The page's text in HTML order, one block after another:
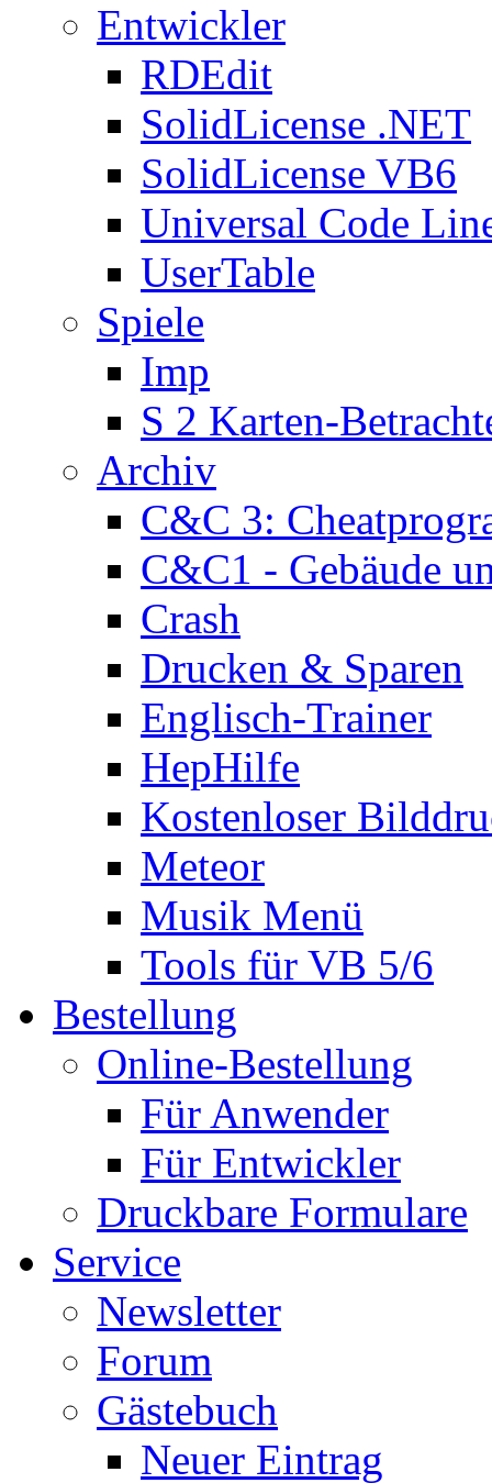
Entwickler
RDEdit
SolidLicense .NET
SolidLicense VB6
Universal Code
UserTable
Spiele
Imp
S 2 Karten-
Archiv
C&C 3:
C&C1 - Gebäude
Crash
Drucken & Sparen
Englisch-Trainer
HepHilfe
Kostenloser
Meteor
Musik Menü
Tools für VB 5/6
Bestellung
Online-Bestellung
Für Anwender
Für Entwickler
Druckbare Formulare
Service
Newsletter
Forum
Gästebuch
Neuer Eintrag